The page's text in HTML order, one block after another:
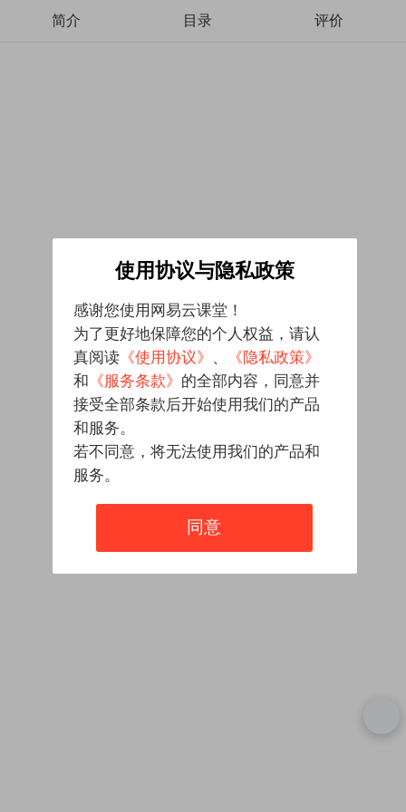
简介 目录 评价
使用协议与隐私政策
感谢您使用网易云课堂！
为了更好地保障您的个人权益，请认
真阅读 《使用协议》 、
《隐私政策》
和 《服务条款》 的全部内容，同意并
接受全部条款后开始使用我们的产品
和服务。
若不同意，将无法使用我们的产品和
服务。
同意